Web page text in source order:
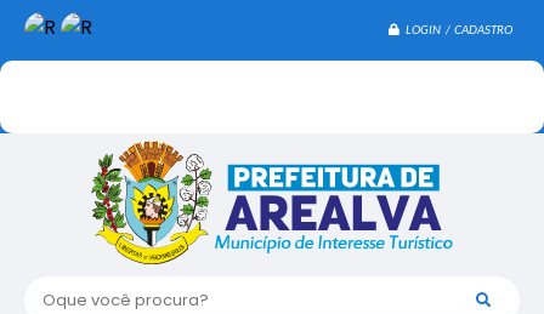
LOGIN / CADASTRO
Oque você procura?